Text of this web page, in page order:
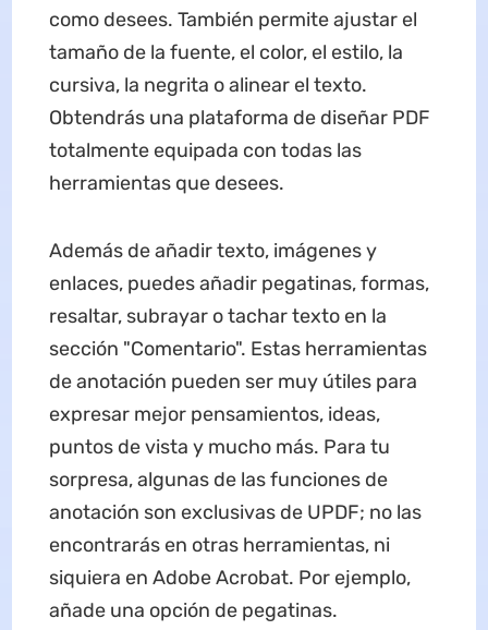
como desees. También permite ajustar el
tamaño de la fuente, el color, el estilo, la
cursiva, la negrita o alinear el texto.
Obtendrás una plataforma de diseñar PDF
totalmente equipada con todas las
herramientas que desees.
Además de añadir texto, imágenes y
enlaces, puedes añadir pegatinas, formas,
resaltar, subrayar o tachar texto en la
sección "Comentario". Estas herramientas
de anotación pueden ser muy útiles para
expresar mejor pensamientos, ideas,
puntos de vista y mucho más. Para tu
sorpresa, algunas de las funciones de
anotación son exclusivas de UPDF; no las
encontrarás en otras herramientas, ni
siquiera en Adobe Acrobat. Por ejemplo,
añade una opción de pegatinas.